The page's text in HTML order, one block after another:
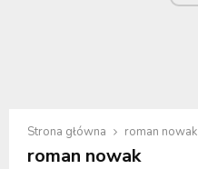
Strona główna roman nowak
roman nowak